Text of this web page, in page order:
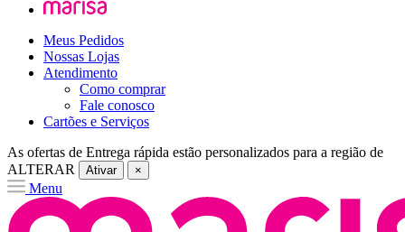
Meus Pedidos
Nossas Lojas
Atendimento
Como comprar
Fale conosco
Cartões e Serviços
As ofertas de Entrega rápida estão personalizados para a região de
ALTERAR
Ativar ×
Menu